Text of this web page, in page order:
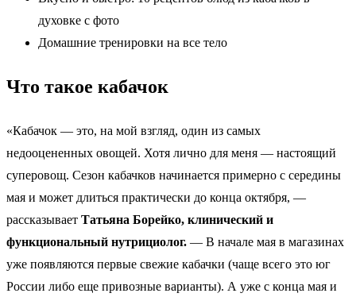
духовке с фото
Домашние тренировки на все тело
Что такое кабачок
«Кабачок — это, на мой взгляд, один из самых
недооцененных овощей. Хотя лично для меня — настоящий
суперовощ. Сезон кабачков начинается примерно с середины
мая и может длиться практически до конца октября, —
рассказывает Татьяна Борейко, клинический и
функциональный нутрициолог. — В начале мая в магазинах
уже появляются первые свежие кабачки (чаще всего это юг
России либо еще привозные варианты). А уже с конца мая и